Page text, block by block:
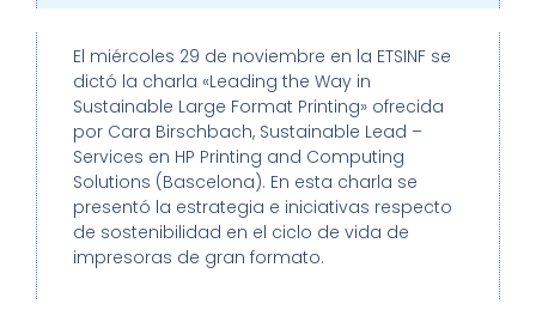
El miércoles 29 de noviembre en la ETSINF se
dictó la charla «Leading the Way in
Sustainable Large Format Printing» ofrecida
por Cara Birschbach, Sustainable Lead –
Services en HP Printing and Computing
Solutions (Bascelona). En esta charla se
presentó la estrategia e iniciativas respecto
de sostenibilidad en el ciclo de vida de
impresoras de gran formato.